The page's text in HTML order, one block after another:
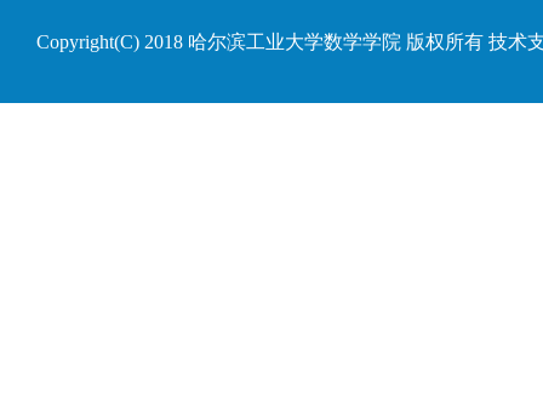
Copyright(C) 2018 哈尔滨工业大学数学学院 版权所有 技